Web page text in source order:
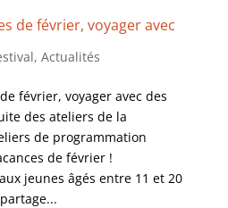
de février, voyager avec
, Actualités
février, voyager avec des
des ateliers de la
de programmation
de février !
jeunes âgés entre 11 et 20